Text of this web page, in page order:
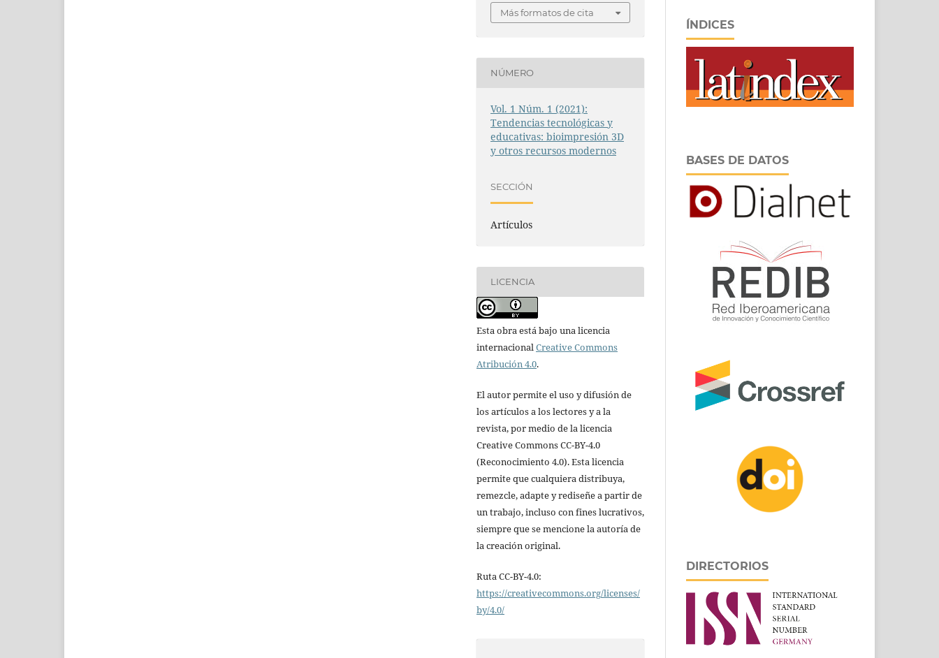
Más formatos de cita
NÚMERO
Vol. 1 Núm. 1 (2021):
Tendencias tecnológicas y
educativas: bioimpresión 3D
y otros recursos modernos
SECCIÓN
Artículos
LICENCIA
Esta obra está bajo una licencia
internacionalCreative Commons
Atribución 4.0.
El autor permite el uso y difusión de
los artículos a los lectores y a la
revista, por medio de la licencia
Creative Commons CC-BY-4.0
(Reconocimiento 4.0). Esta licencia
permite que cualquiera distribuya,
remezcle, adapte y rediseñe a partir de
un trabajo, incluso con fines lucrativos,
siempre que se mencione la autoría de
la creación original.
Ruta CC-BY-4.0:
https://creativecommons.org/licenses/
by/4.0/
ÍNDICES
BASES DE DATOS
DIRECTORIOS